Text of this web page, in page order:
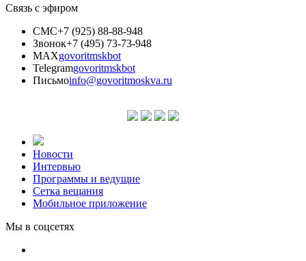
Связь с эфиром
СМС+7 (925) 88-88-948
Звонок+7 (495) 73-73-948
MAXgovoritmskbot
Telegramgovoritmskbot
Письмоinfo@govoritmoskva.ru
Новости
Интервью
Программы и ведущие
Сетка вещания
Мобильное приложение
Мы в соцсетях